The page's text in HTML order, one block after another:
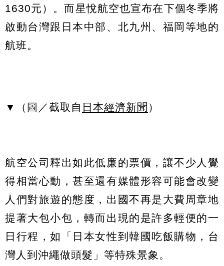
1630元）。而星悅航空也宣布在下個冬季將
啟動台灣跟日本中部、北九州、福岡等地的
航班。
▼（圖／截取自 日本經濟新聞 ）
航空公司釋出如此低廉的票價，讓不少人覺
得相當心動，甚至還有媒體形容可能會改變
人們對旅遊的態度，出國不再是大費周章地
提著大包小包，轉而出現的是許多輕便的一
日行程，如「日本女性到韓國吃飯購物，台
灣人到沖繩做頭髮」等特殊景象。